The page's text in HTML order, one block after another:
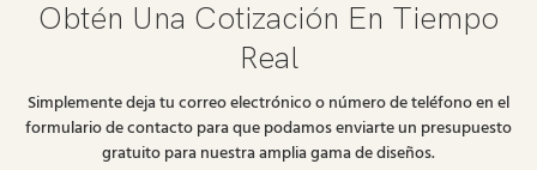
Obtén Una Cotización En Tiempo
Real
Simplemente deja tu correo electrónico o número de teléfono en el
formulario de contacto para que podamos enviarte un presupuesto
gratuito para nuestra amplia gama de diseños.